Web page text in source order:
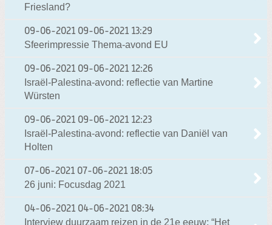
Friesland?
09-06-2021 09-06-2021 13:29
Sfeerimpressie Thema-avond EU
09-06-2021 09-06-2021 12:26
Israël-Palestina-avond: reflectie van Martine
Würsten
09-06-2021 09-06-2021 12:23
Israël-Palestina-avond: reflectie van Daniël van
Holten
07-06-2021 07-06-2021 18:05
26 juni: Focusdag 2021
04-06-2021 04-06-2021 08:34
Interview duurzaam reizen in de 21e eeuw: “Het